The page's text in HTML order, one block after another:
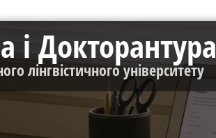
і Докторантура
лінгвістичного університету